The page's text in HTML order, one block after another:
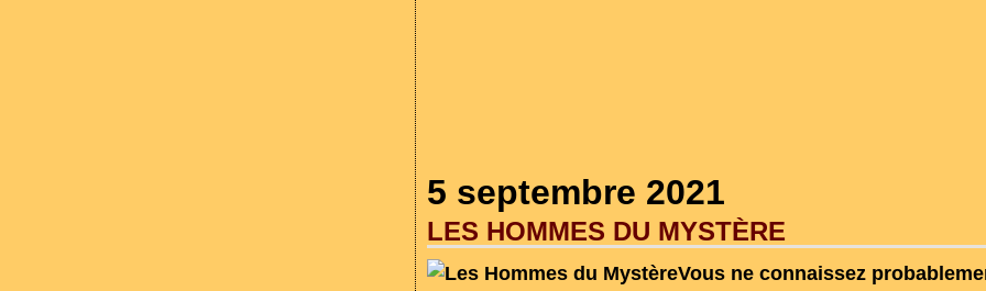
5 septembre 2021
LES HOMMES DU MYSTÈRE
Vous ne connaissez